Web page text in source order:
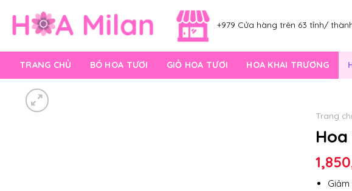
content
+979 Cửa hàng trên 63 tỉnh/
TRANG CHỦ BÓ HOA TƯƠI GIỎ HOA TƯƠI HOA KHAI TRƯƠNG
Trang
Hoa